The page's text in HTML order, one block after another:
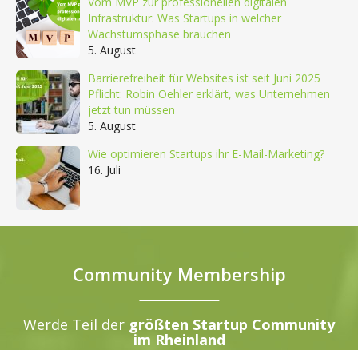
Infrastruktur: Was Startups in welcher
Wachstumsphase brauchen
5. August
Barrierefreiheit für Websites ist seit Juni 2025
Pflicht: Robin Oehler erklärt, was Unternehmen
jetzt tun müssen
5. August
Wie optimieren Startups ihr E-Mail-Marketing?
16. Juli
Community Membership
Werde Teil der größten Startup Community
im Rheinland